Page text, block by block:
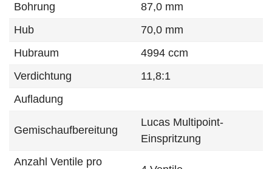
Bohrung
87,0 mm
Hub
70,0 mm
Hubraum
4994 ccm
Verdichtung
11,8:1
Aufladung
Gemischaufbereitung
Lucas Multipoint-
Einspritzung
Anzahl Ventile pro